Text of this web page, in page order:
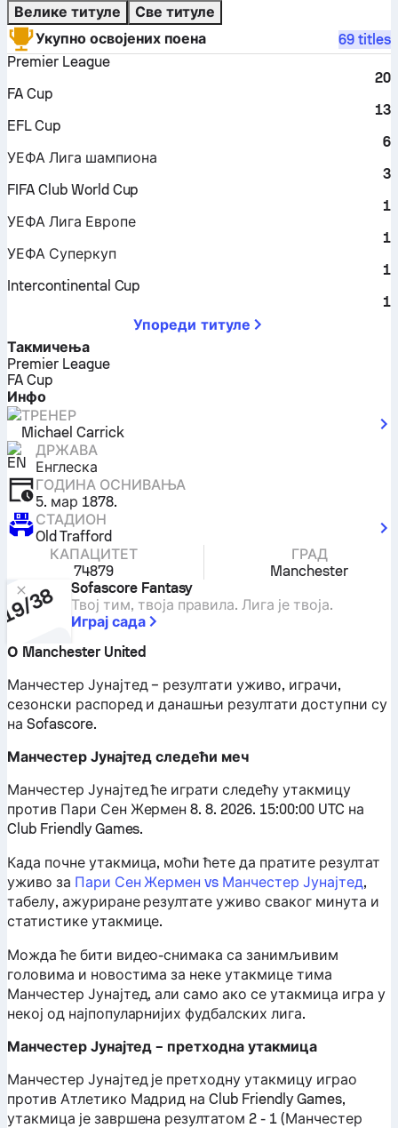
Велике титуле
Све титуле
Укупно освојених поена
69 titles
Premier League
20
FA Cup
13
EFL Cup
6
УЕФА Лига шампиона
3
FIFA Club World Cup
1
УЕФА Лига Европе
1
УЕФА Суперкуп
1
Intercontinental Cup
1
Упореди титуле
Такмичења
Premier League
FA Cup
Инфо
ТРЕНЕР
Michael Carrick
ДРЖАВА
Енглеска
ГОДИНА ОСНИВАЊА
5. мар 1878.
СТАДИОН
Old Trafford
КАПАЦИТЕТ
74879
ГРАД
Manchester
Sofascore Fantasy
Твој тим, твоја правила. Лига је твоја.
Играј сада
О Manchester United
Манчестер Јунајтед – резултати уживо, играчи,
сезонски распоред и данашњи резултати доступни су
на Sofascore.
Манчестер Јунајтед следећи меч
Манчестер Јунајтед ће играти следећу утакмицу
против Пари Сен Жермен 8. 8. 2026. 15:00:00 UTC на
Club Friendly Games.
Када почне утакмица, моћи ћете да пратите резултат
уживо за Пари Сен Жермен vs Манчестер Јунајтед,
табелу, ажуриране резултате уживо сваког минута и
статистике утакмице.
Можда ће бити видео-снимака са занимљивим
головима и новостима за неке утакмице тима
Манчестер Јунајтед, али само ако се утакмица игра у
некој од најпопуларнијих фудбалских лига.
Манчестер Јунајтед – претходна утакмица
Манчестер Јунајтед је претходну утакмицу играо
против Атлетико Мадрид на Club Friendly Games,
утакмица је завршена резултатом 2 - 1 (Манчестер